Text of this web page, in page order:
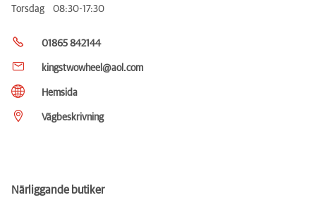
Torsdag
08:30-17:30
01865 842144
kingstwowheel@aol.com
Hemsida
Vägbeskrivning
Närliggande butiker